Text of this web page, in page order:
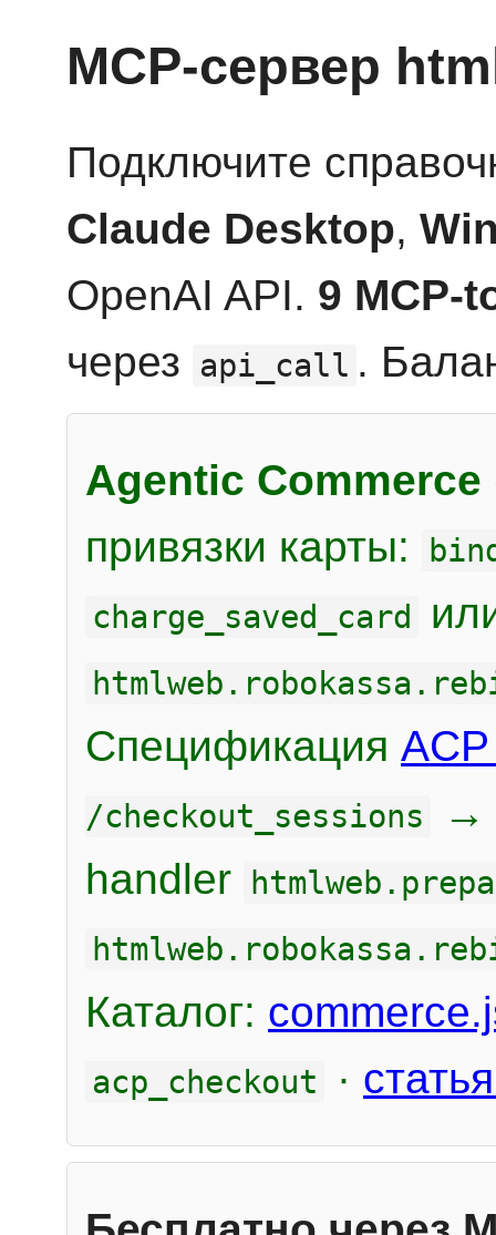
MCP-сервер
Подключите
Claude Desktop,
OpenAI API. 9 MCP-
через api_call .
Agentic Commerce
привязки карты:
charge_saved_card
Спецификация
/checkout_sessions
handler
Каталог:
acp_checkout ·